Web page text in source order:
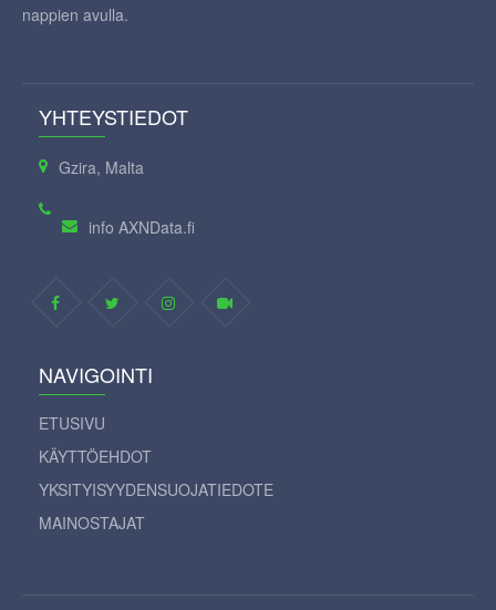
nappien avulla.
YHTEYSTIEDOT
Gzira, Malta
info AXNData.fi
NAVIGOINTI
ETUSIVU
KÄYTTÖEHDOT
YKSITYISYYDENSUOJATIEDOTE
MAINOSTAJAT